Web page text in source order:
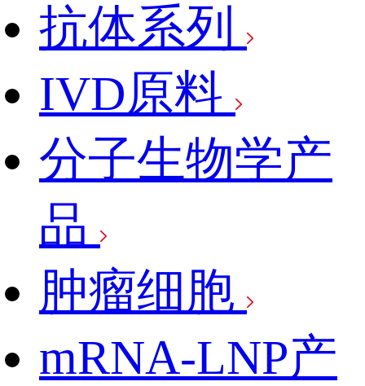
抗体系列
IVD原料
分子生物学产
品
肿瘤细胞
mRNA-LNP产